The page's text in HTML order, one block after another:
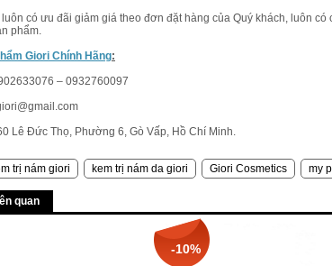
có ưu đãi giảm giá theo đơn đặt hàng của Quý khách, luôn
phẩm.
Giori Chính Hãng:
– 0932760097
Lê Đức Thọ, Phường 6, Gò Vấp, Hồ Chí Minh.
trị nám giori kem trị nám da giori Giori Cosmetics my
quan
-10%